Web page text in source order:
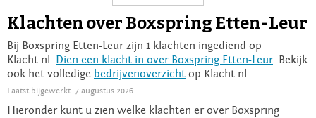
Login
Klachten over Boxspring Etten-Leur
Bij Boxspring Etten-Leur zijn 1 klachten ingediend op
Klacht.nl. Dien een klacht in over Boxspring Etten-Leur. Bekijk
ook het volledige bedrijvenoverzicht op Klacht.nl.
Laatst bijgewerkt: 7 augustus 2026
Hieronder kunt u zien welke klachten er over Boxspring